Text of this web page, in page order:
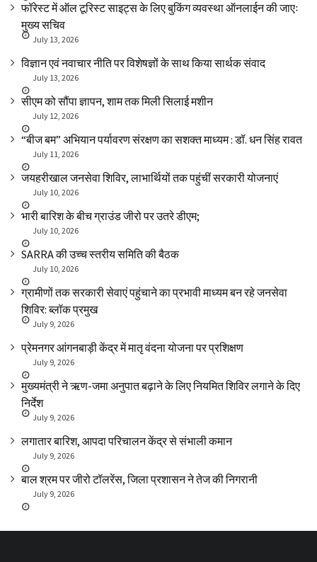
फॉरेस्ट में ऑल टूरिस्ट साइट्स के लिए बुकिंग व्यवस्था ऑनलाईन की जाएः
मुख्य सचिव
July 13, 2026
विज्ञान एवं नवाचार नीति पर विशेषज्ञों के साथ किया सार्थक संवाद
July 13, 2026
सीएम को सौंपा ज्ञापन, शाम तक मिली सिलाई मशीन
July 12, 2026
“बीज बम” अभियान पर्यावरण संरक्षण का सशक्त माध्यम : डॉ. धन सिंह रावत
July 11, 2026
जयहरीखाल जनसेवा शिविर, लाभार्थियों तक पहुंचीं सरकारी योजनाएं
July 10, 2026
भारी बारिश के बीच ग्राउंड जीरो पर उतरे डीएम;
July 10, 2026
SARRA की उच्च स्तरीय समिति की बैठक
July 10, 2026
ग्रामीणों तक सरकारी सेवाएं पहुंचाने का प्रभावी माध्यम बन रहे जनसेवा
शिविर: ब्लॉक प्रमुख
July 9, 2026
प्रेमनगर आंगनबाड़ी केंद्र में मातृ वंदना योजना पर प्रशिक्षण
July 9, 2026
मुख्यमंत्री ने ऋण-जमा अनुपात बढ़ाने के लिए नियमित शिविर लगाने के दिए
निर्देश
July 9, 2026
लगातार बारिश, आपदा परिचालन केंद्र से संभाली कमान
July 9, 2026
बाल श्रम पर जीरो टॉलरेंस, जिला प्रशासन ने तेज की निगरानी
July 9, 2026